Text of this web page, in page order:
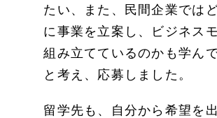
たい、また、民間企業では
に事業を立案し、ビジネス
組み立てているのかも学ん
と考え、応募しました。
留学先も、自分から希望を